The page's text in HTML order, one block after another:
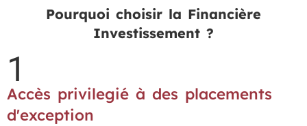
Pourquoi choisir la Financière
Investissement ?
1
Accès privilegié à des placements
d'exception